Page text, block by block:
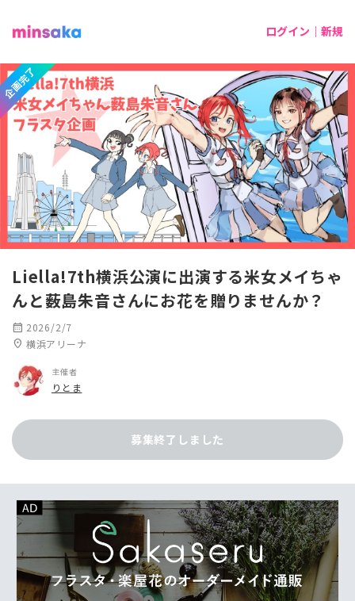
ログイン｜新規
企画完了
Liella!7th横浜公演に出演する米女メイちゃ
んと薮島朱音さんにお花を贈りませんか？
calendar_month 2026/2/7
location_on 横浜アリーナ
主催者
りとま
募集終了しました